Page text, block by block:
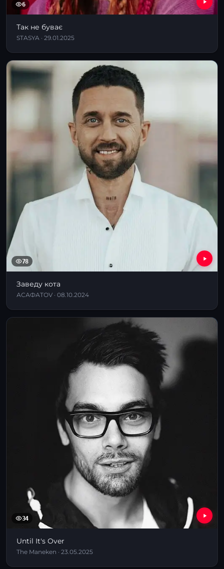
6
Так не буває
STASYA · 29.01.2025
78
Заведу кота
АСАФАТОV · 08.10.2024
34
Until It's Over
The Maneken · 23.05.2025